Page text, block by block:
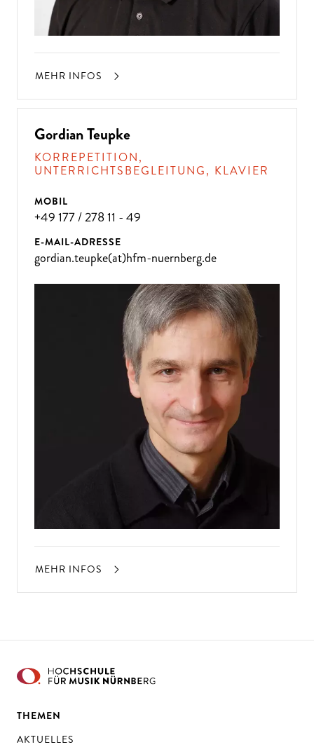
MEHR INFOS
Gordian Teupke
KORREPETITION,
UNTERRICHTSBEGLEITUNG, KLAVIER
MOBIL
+49 177 / 278 11 - 49
E-MAIL-ADRESSE
gordian.teupke(at)hfm-nuernberg.de
MEHR INFOS
THEMEN
AKTUELLES